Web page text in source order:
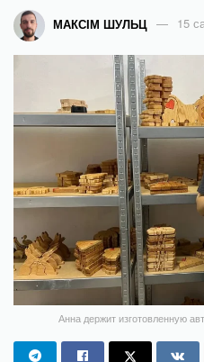
МАКСІМ ШУЛЬЦ 15
Анна держит изготовленную